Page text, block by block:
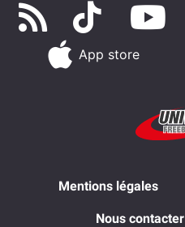
App store
Mentions légales
Nous contacter